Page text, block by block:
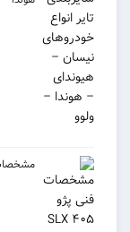
مشخصات فنی پژو ۴۰۵ SLX در بوق